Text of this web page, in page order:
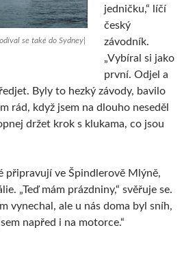
se také do Sydney|
jedničku,“ líčí
český
závodník.
„Vybíral si jako
první. Odjel a
Byly to hezký závody, bavilo
rád, když jsem na dlouho neseděl
držet krok s klukama, co jsou
připravují ve Špindlerově Mlýně,
„Teď mám prázdniny,“ svěřuje se.
vynechal, ale u nás doma byl sníh,
napřed i na motorce.“